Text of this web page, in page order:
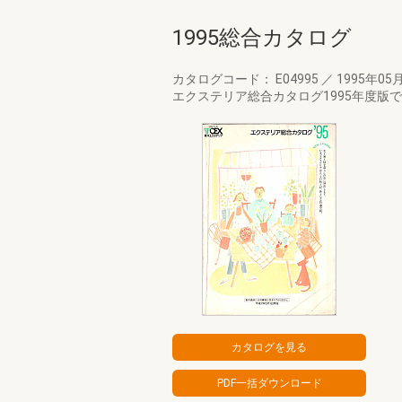
1995総合カタログ
カタログコード： E04995 ／ 1995年05月
エクステリア総合カタログ1995年度版で